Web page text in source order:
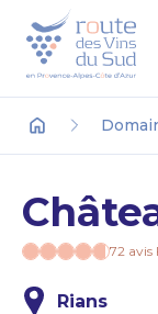
72 avis
Rians